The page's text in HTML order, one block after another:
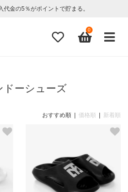
金の5％がポイントで貯まる。
0
ドーシューズ
おすすめ順 | 価格順 新着順